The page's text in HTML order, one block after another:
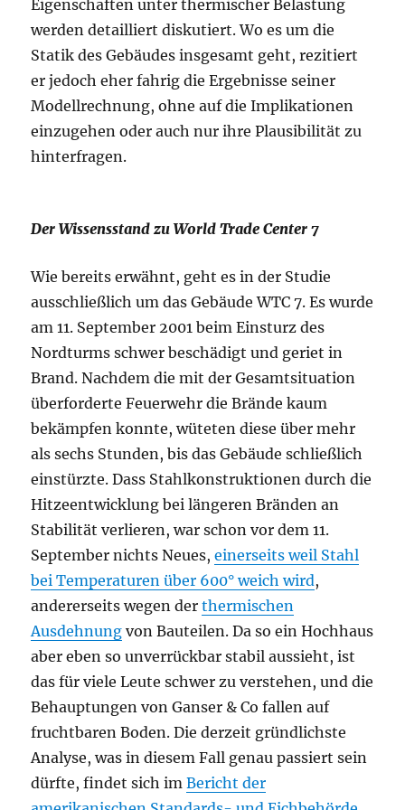
Eigenschaften unter thermischer Belastung
werden detailliert diskutiert. Wo es um die
Statik des Gebäudes insgesamt geht, rezitiert
er jedoch eher fahrig die Ergebnisse seiner
Modellrechnung, ohne auf die Implikationen
einzugehen oder auch nur ihre Plausibilität zu
hinterfragen.
Der Wissensstand zu World Trade Center 7
Wie bereits erwähnt, geht es in der Studie
ausschließlich um das Gebäude WTC 7. Es wurde
am 11. September 2001 beim Einsturz des
Nordturms schwer beschädigt und geriet in
Brand. Nachdem die mit der Gesamtsituation
überforderte Feuerwehr die Brände kaum
bekämpfen konnte, wüteten diese über mehr
als sechs Stunden, bis das Gebäude schließlich
einstürzte. Dass Stahlkonstruktionen durch die
Hitzeentwicklung bei längeren Bränden an
Stabilität verlieren, war schon vor dem 11.
September nichts Neues,einerseits weil Stahl
bei Temperaturen über 600° weich wird,
andererseits wegen derthermischen
Ausdehnung von Bauteilen. Da so ein Hochhaus
aber eben so unverrückbar stabil aussieht, ist
das für viele Leute schwer zu verstehen, und die
Behauptungen von Ganser & Co fallen auf
fruchtbaren Boden. Die derzeit gründlichste
Analyse, was in diesem Fall genau passiert sein
dürfte, findet sich imBericht der